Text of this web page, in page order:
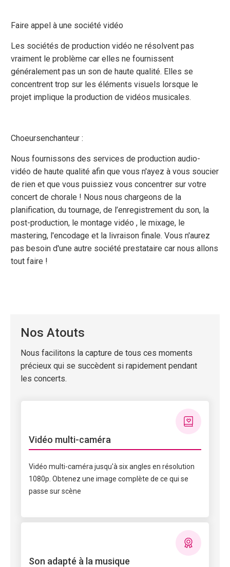
Faire appel à une société vidéo
Les sociétés de production vidéo ne résolvent pas
vraiment le problème car elles ne fournissent
généralement pas un son de haute qualité. Elles se
concentrent trop sur les éléments visuels lorsque le
projet implique la production de vidéos musicales.
Choeursenchanteur :
Nous fournissons des services de production audio-
vidéo de haute qualité afin que vous n'ayez à vous soucier
de rien et que vous puissiez vous concentrer sur votre
concert de chorale ! Nous nous chargeons de la
planification, du tournage, de l’enregistrement du son, la
post-production, le montage vidéo , le mixage, le
mastering, l'encodage et la livraison finale. Vous n'aurez
pas besoin d'une autre société prestataire car nous allons
tout faire !
Nos Atouts
Nous facilitons la capture de tous ces moments
précieux qui se succèdent si rapidement pendant
les concerts.
Vidéo multi-caméra
Vidéo multi-caméra jusqu'à six angles en résolution
1080p. Obtenez une image complète de ce qui se
passe sur scène
Son adapté à la musique